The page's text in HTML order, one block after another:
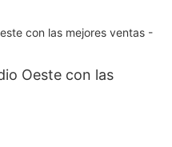
Oeste con las